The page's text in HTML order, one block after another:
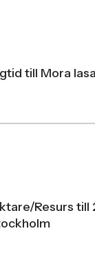
till Mora
Resurs till